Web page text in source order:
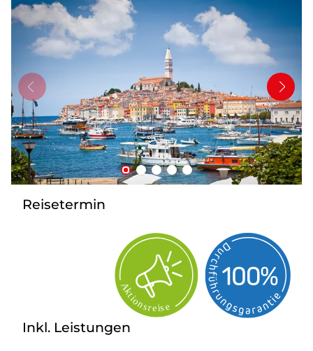
Start
Tagesfahrten
Bus mieten
Katalog anfordern
Uber uns
Reisetermin
Inkl. Leistungen